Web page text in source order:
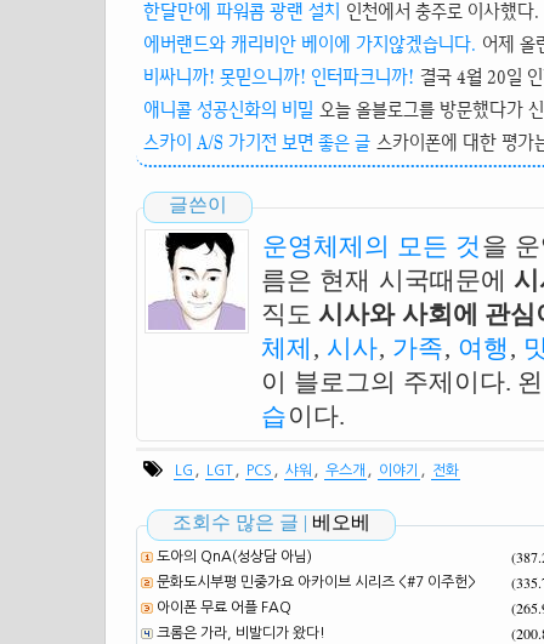
한달만에 파워콤 광랜 설치 인천에서 충주로 이사했
에버랜드와 캐리비안 베이에 가지않겠습니다. 어제 올
비싸니까! 못믿으니까! 인터파크니까! 결국 4월 20일
애니콜 성공신화의 비밀 오늘 올블로그를 방문했다가
스카이 A/S 가기전 보면 좋은 글 스카이폰에 대한 평가
글쓴이
운영체제의 모든 것 을
름은 현재 시국때문에
직도 시사와 사회에 관
체제 , 시사, 가족, 여행 ,
이 블로그의 주제이다.
습이다.
LG LGT PCS 샤워 우스개 이야기 전화
조회수 많은 글 | 베오베
도아의 QnA(성상담 아님)
문화도시부평 민중가요 아카이브 시리즈 <#7 이주헌>
아이폰 무료 어플 FAQ
크롬은 가라, 비발디가 왔다!